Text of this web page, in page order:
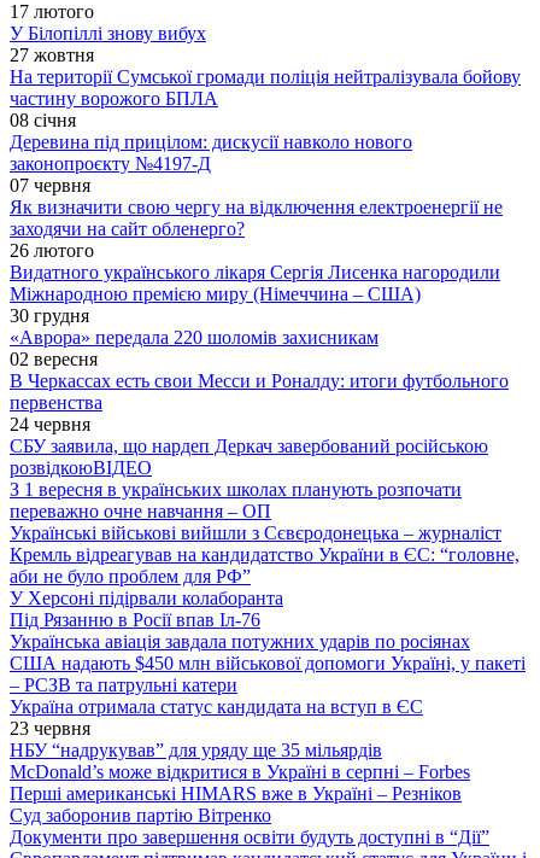
17 лютого
У Білопіллі знову вибух
27 жовтня
На території Сумської громади поліція нейтралізувала бойову
частину ворожого БПЛА
08 січня
Деревина під прицілом: дискусії навколо нового
законопроєкту №4197-Д
07 червня
Як визначити свою чергу на відключення електроенергії не
заходячи на сайт обленерго?
26 лютого
Видатного українського лікаря Сергія Лисенка нагородили
Міжнародною премією миру (Німеччина – США)
30 грудня
«Аврора» передала 220 шоломів захисникам
02 вересня
В Черкассах есть свои Месси и Роналду: итоги футбольного
первенства
24 червня
СБУ заявила, що нардеп Деркач завербований російською
розвідкоюВІДЕО
З 1 вересня в українських школах планують розпочати
переважно очне навчання – ОП
Українські військові вийшли з Сєвєродонецька – журналіст
Кремль відреагував на кандидатство України в ЄС: “головне,
аби не було проблем для РФ”
У Херсоні підірвали колаборанта
Під Рязанню в Росії впав Іл-76
Українська авіація завдала потужних ударів по росіянах
США надають $450 млн військової допомоги Україні, у пакеті
– РСЗВ та патрульні катери
Україна отримала статус кандидата на вступ в ЄС
23 червня
НБУ “надрукував” для уряду ще 35 мільярдів
McDonald’s може відкритися в Україні в серпні – Forbes
Перші американські HIMARS вже в Україні – Резніков
Суд заборонив партію Вітренко
Документи про завершення освіти будуть доступні в “Дії”